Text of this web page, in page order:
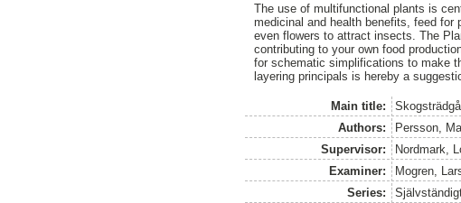
The use of multifunctional plants is
medicinal and health benefits, feed for
even flowers to attract insects. The
contributing to your own food
for schematic simplifications to make
layering principals is hereby a
Main title:
Authors:
Persson,
Supervisor:
Nordmark,
Examiner:
Mogren,
Series: